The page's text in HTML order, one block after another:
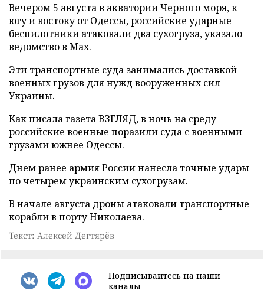
Вечером 5 августа в акватории Черного моря, к
югу и востоку от Одессы, российские ударные
беспилотники атаковали два сухогруза, указало
ведомство в Max.
Эти транспортные суда занимались доставкой
военных грузов для нужд вооруженных сил
Украины.
Как писала газета ВЗГЛЯД, в ночь на среду
российские военные поразили суда с военными
грузами южнее Одессы.
Днем ранее армия Россиинанесла точные удары
по четырем украинским сухогрузам.
В начале августа дроны атаковали транспортные
корабли в порту Николаева.
Текст: Алексей Дегтярёв
Подписывайтесь на наши
каналы